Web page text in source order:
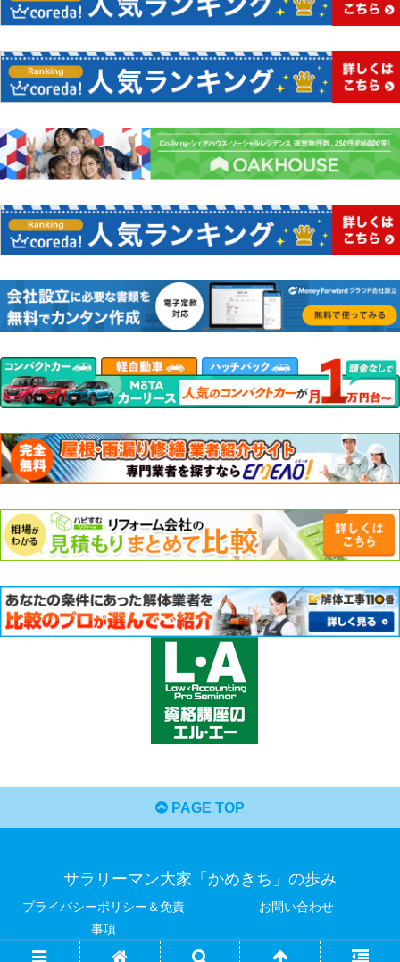
PAGE TOP
サラリーマン大家「かめきち」の歩み
プライバシーポリシー＆免責
事項
お問い合わせ